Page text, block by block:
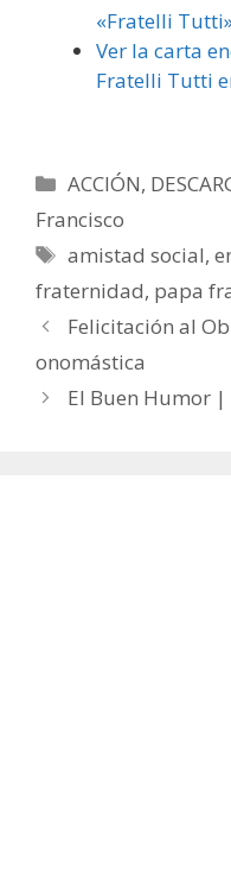
«Fratelli
Ver la carta
Fratelli Tutti
Categorías
ACCIÓN,
Francisco
Etiquetas
amistad social,
fraternidad, papa
Felicitación al
onomástica
El Buen Humor |